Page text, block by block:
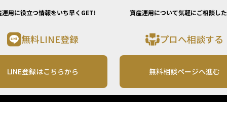
運用に役立つ情報をいち早くGET!
無料LINE登録
LINE登録はこちらから
資産運用について気軽にご相談し
プロへ相談する
無料相談ページへ進む